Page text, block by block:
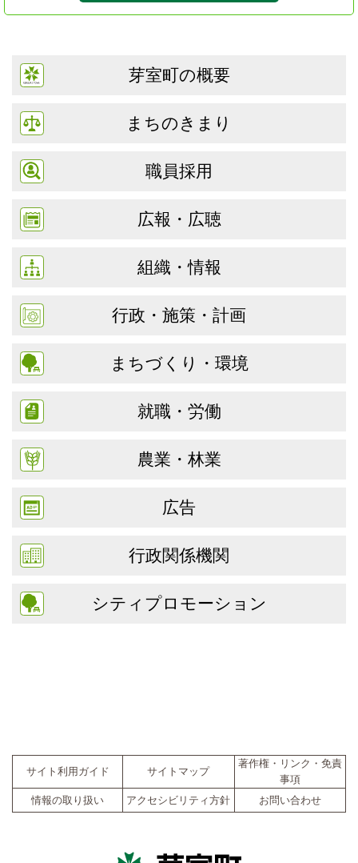
芽室町の概要
まちのきまり
職員採用
広報・広聴
組織・情報
行政・施策・計画
まちづくり・環境
就職・労働
農業・林業
広告
行政関係機関
シティプロモーション
サイト利用ガイド サイトマップ
著作権・リンク・免責
事項
情報の取り扱い
アクセシビリティ方針 お問い合わせ